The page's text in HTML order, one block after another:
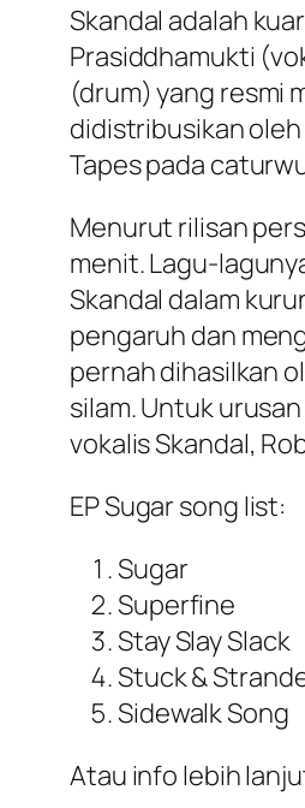
Skandal adalah
Prasiddhamukti
(drum) yang resmi
didistribusikan
Tapes pada
Menurut rilisan
menit. Lagu-
Skandal dalam
pengaruh dan
pernah dihasilkan
silam. Untuk
vokalis Skandal,
EP Sugar song list:
Sugar
Superfine
Stay Slay Slack
Stuck &
Sidewalk Song
Atau info lebih